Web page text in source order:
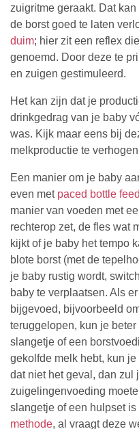
zuigritme geraakt. Dat
de borst goed te laten
duim; hier zit een reflex
genoemd. Door deze te
en zuigen gestimuleerd.
Het kan zijn dat je
drinkgedrag van je baby
was. Kijk maar eens bij
melkproductie te
Een manier om je baby
even met paced bottle
manier van voeden met
rechterop zet, de fles wat
kijkt of je baby het tempo
blote borst (met de
je baby rustig wordt,
baby te verplaatsen. Als
bijgevoed, bijvoorbeeld
teruggelopen, kun je
slangetje of een
gekolfde melk hebt, kun
dat niet het geval, dan zul
zuigelingenvoeding
slangetje of een hulpset is
methode, al vraagt deze